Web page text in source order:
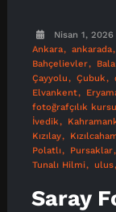
Nisan 1, 2026
Ankara
ankarada
Bahçelievler
Bala
Çayyolu
Çubuk
Elvankent
fotoğrafçılık kursu
İvedik
Kızılay
Polatlı
Pursaklar
Tunalı Hilmi
ulus
Saray